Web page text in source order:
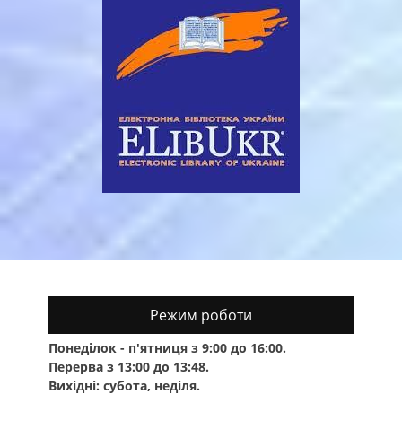
Режим роботи
Понеділок - п'ятниця з 9:00 до 16:00.
Перерва з 13:00 до 13:48.
Вихідні: субота, неділя.